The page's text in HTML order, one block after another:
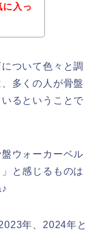
入っ
ついて色々と調
多くの人が骨盤
るということで
ウォーカーベル
と感じるものは
年、2024年と